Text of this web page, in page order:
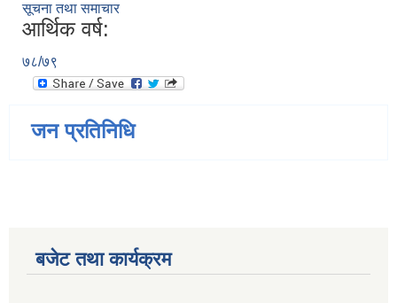
सूचना तथा समाचार
आर्थिक वर्ष:
७८/७९
जन प्रतिनिधि
बजेट तथा कार्यक्रम